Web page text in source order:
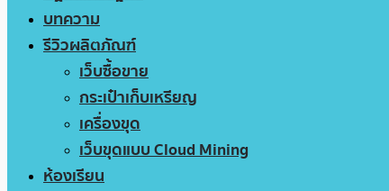
บทความ
รีวิวผลิตภัณฑ์
เว็บซื้อขาย
กระเป๋าเก็บเหรียญ
เครื่องขุด
เว็บขุดแบบ Cloud Mining
ห้องเรียน